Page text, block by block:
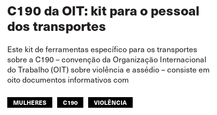
C190 da OIT: kit para o pessoal
dos transportes
Este kit de ferramentas específico para os transportes
sobre a C190 – convenção da Organização Internacional
do Trabalho (OIT) sobre violência e assédio – consiste em
oito documentos informativos com
MULHERES C190
VIOLÊNCIA